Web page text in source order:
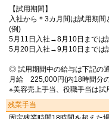
【試用期間】
入社から＊3カ月間は試用期間
(例)
5月11日入社→8月10日までは
5月20日入社→9月10日までは
◎ 試用期間中の給与は下記の通
月給 225,000円(内18時間分
※美容売上手当、役職手当は試
残業手当